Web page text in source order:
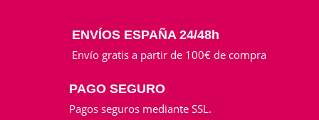
ENVÍOS ESPAÑA 24/48h
Envío gratis a partir de 100€ de compra
PAGO SEGURO
Pagos seguros mediante SSL.